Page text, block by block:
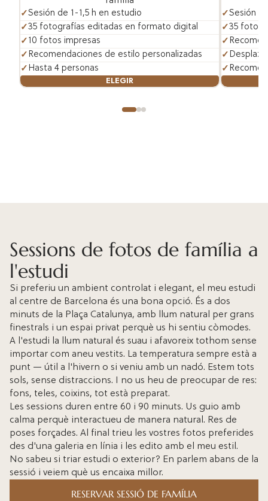
Sesión de 1-1,5 h en estudio
35 fotografías editadas en formato digital
10 fotos impresas
Recomendaciones de estilo personalizadas
Hasta 4 personas
ELEGIR
Sesión
35
Sessions de fotos de família a
l'estudi
Si preferiu un ambient controlat i elegant, el meu estudi
al centre de Barcelona és una bona opció. És a dos
minuts de la Plaça Catalunya, amb llum natural per grans
finestrals i un espai privat perquè us hi sentiu còmodes.
A l'estudi la llum natural és suau i afavoreix tothom sense
importar com aneu vestits. La temperatura sempre està a
punt — útil a l'hivern o si veniu amb un nadó. Estem tots
sols, sense distraccions. I no us heu de preocupar de res:
fons, teles, coixins, tot està preparat.
Les sessions duren entre 60 i 90 minuts. Us guio amb
calma perquè interactueu de manera natural. Res de
poses forçades. Al final trieu les vostres fotos preferides
des d'una galeria en línia i les edito amb el meu estil.
No sabeu si triar estudi o exterior? En parlem abans de la
sessió i veiem què us encaixa millor.
RESERVAR SESSIÓ DE FAMÍLIA